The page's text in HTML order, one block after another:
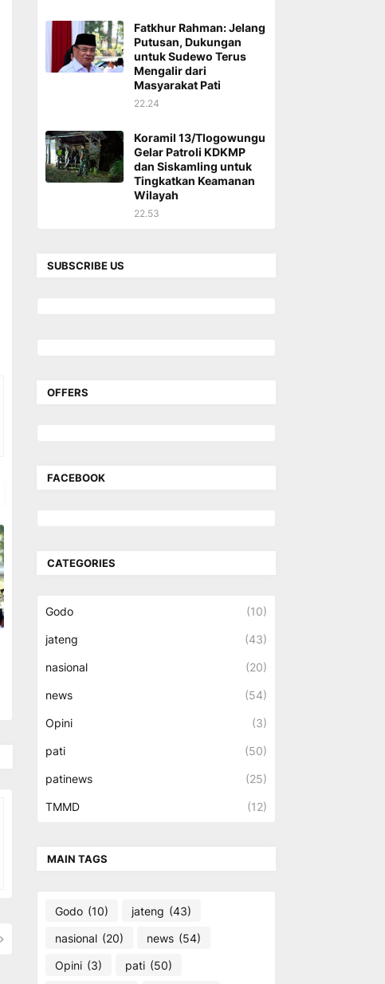
Fatkhur Rahman: Jelang
Putusan, Dukungan
untuk Sudewo Terus
Mengalir dari
Masyarakat Pati
22.24
Koramil 13/Tlogowungu
Gelar Patroli KDKMP
dan Siskamling untuk
Tingkatkan Keamanan
Wilayah
22.53
SUBSCRIBE US
OFFERS
FACEBOOK
CATEGORIES
Godo (10)
jateng (43)
nasional (20)
news (54)
Opini (3)
pati (50)
patinews (25)
TMMD (12)
MAIN TAGS
Godo (10) jateng (43)
nasional (20) news (54)
Opini (3) pati (50)